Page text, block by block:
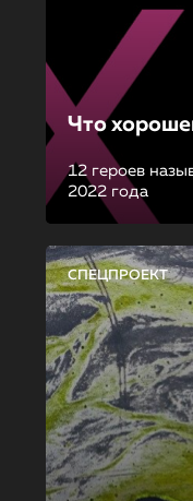
Что
12 героев
2022 года
СПЕЦПРОЕКТ